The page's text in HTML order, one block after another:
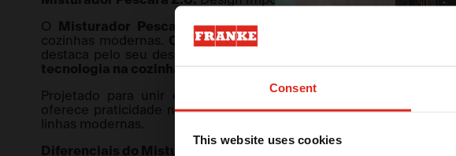
Consent
This website uses cookies
O
Misturador Pescara 2.0retorna ainda mais elegante e
cozinhas modernas. Com 46,7cm de altura, 3cm mais alto que
destaca pelo seu design imponente e presença marcante, ideal
tecnologia na cozinha.
Projetado para unir
estética contemporânea e alta
oferece praticidade no uso diário, além de valorizar o ambiente
linhas modernas.
Diferenciais do Misturador Pescara 2.0: